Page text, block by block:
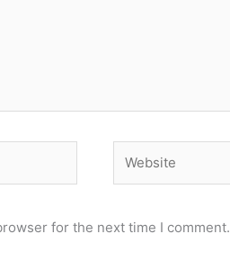
for the next time I comment.